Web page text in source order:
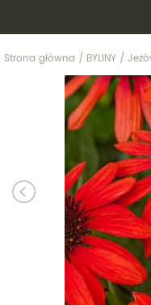
Strona główna / BYLINY /